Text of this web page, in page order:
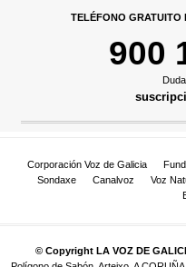
TELÉFONO GRATUITO
900
Corporación Voz de Galicia
Sondaxe
Canalvoz Voz
© Copyright LA VOZ DE